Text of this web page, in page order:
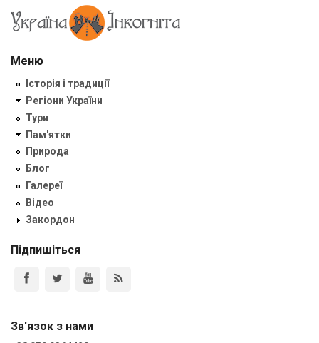
Меню
Історія і традиції
Регіони України
Тури
Пам'ятки
Природа
Блог
Галереї
Відео
Закордон
Підпишіться
Зв'язок з нами